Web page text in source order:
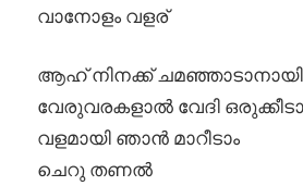
വാനോളം വളര്
ആഹ് നിനക്ക് ചമഞ്ഞാടാനായി
വേരുവരകളാൽ വേദി
വളമായി ഞാൻ മാറീടാം
ചെറു തണൽ